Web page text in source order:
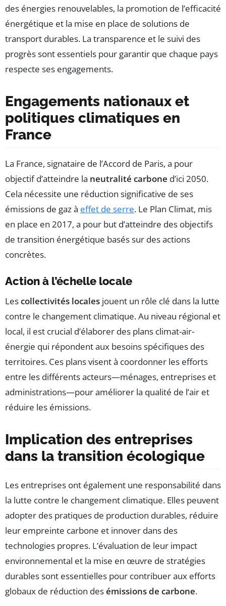
des énergies renouvelables, la promotion de l’efficacité
énergétique et la mise en place de solutions de
transport durables. La transparence et le suivi des
progrès sont essentiels pour garantir que chaque pays
respecte ses engagements.
Engagements nationaux et
politiques climatiques en
France
La France, signataire de l’Accord de Paris, a pour
objectif d’atteindre la neutralité carbone d’ici 2050.
Cela nécessite une réduction significative de ses
émissions de gaz à effet de serre. Le Plan Climat, mis
en place en 2017, a pour but d’atteindre des objectifs
de transition énergétique basés sur des actions
concrètes.
Action à l’échelle locale
Lescollectivités locales jouent un rôle clé dans la lutte
contre le changement climatique. Au niveau régional et
local, il est crucial d’élaborer des plans climat-air-
énergie qui répondent aux besoins spécifiques des
territoires. Ces plans visent à coordonner les efforts
entre les différents acteurs—ménages, entreprises et
administrations—pour améliorer la qualité de l’air et
réduire les émissions.
Implication des entreprises
dans la transition écologique
Les entreprises ont également une responsabilité dans
la lutte contre le changement climatique. Elles peuvent
adopter des pratiques de production durables, réduire
leur empreinte carbone et innover dans des
technologies propres. L’évaluation de leur impact
environnemental et la mise en œuvre de stratégies
durables sont essentielles pour contribuer aux efforts
globaux de réduction desémissions de carbone.